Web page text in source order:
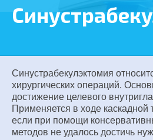
Синустрабекулэктомия
хирургических операций.
достижение целевого
Применяется в ходе каскадной
если при помощи
методов не удалось достичь